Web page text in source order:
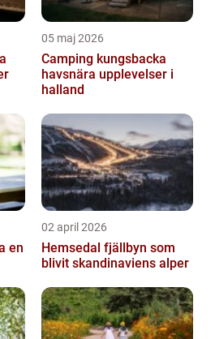
05 maj 2026
Camping kungsbacka
havsnära upplevelser i
halland
02 april 2026
Hemsedal fjällbyn som
blivit skandinaviens alper